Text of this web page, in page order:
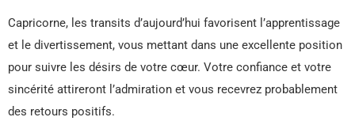
Capricorne, les transits d’aujourd’hui favorisent l’apprentissage
et le divertissement, vous mettant dans une excellente position
pour suivre les désirs de votre cœur. Votre confiance et votre
sincérité attireront l’admiration et vous recevrez probablement
des retours positifs.